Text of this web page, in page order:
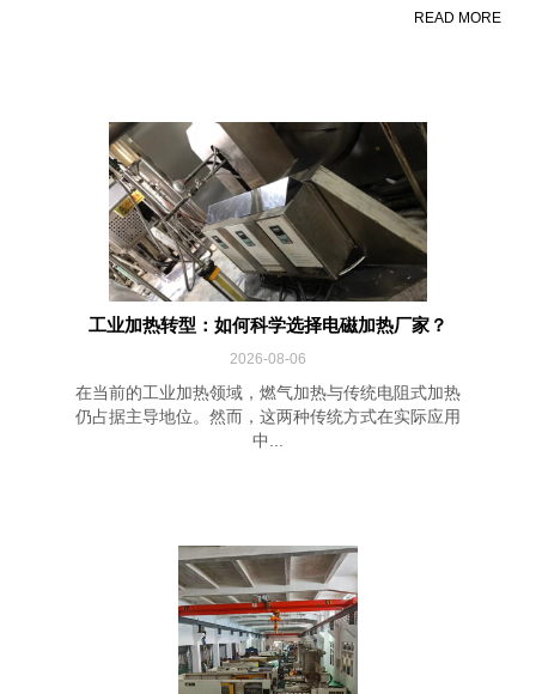
READ MORE
工业加热转型：如何科学选择电磁加热厂家？
2026-08-06
在当前的工业加热领域，燃气加热与传统电阻式加热
仍占据主导地位。然而，这两种传统方式在实际应用
中...